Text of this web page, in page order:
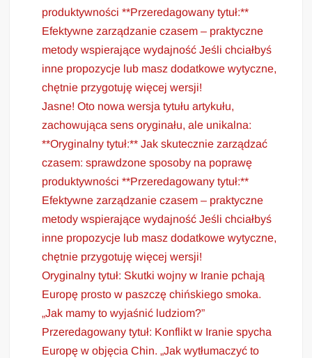
produktywności **Przeredagowany tytuł:**
Efektywne zarządzanie czasem – praktyczne
metody wspierające wydajność Jeśli chciałbyś
inne propozycje lub masz dodatkowe wytyczne,
chętnie przygotuję więcej wersji!
Jasne! Oto nowa wersja tytułu artykułu,
zachowująca sens oryginału, ale unikalna:
**Oryginalny tytuł:** Jak skutecznie zarządzać
czasem: sprawdzone sposoby na poprawę
produktywności **Przeredagowany tytuł:**
Efektywne zarządzanie czasem – praktyczne
metody wspierające wydajność Jeśli chciałbyś
inne propozycje lub masz dodatkowe wytyczne,
chętnie przygotuję więcej wersji!
Oryginalny tytuł: Skutki wojny w Iranie pchają
Europę prosto w paszczę chińskiego smoka.
„Jak mamy to wyjaśnić ludziom?”
Przeredagowany tytuł: Konflikt w Iranie spycha
Europę w objęcia Chin. „Jak wytłumaczyć to